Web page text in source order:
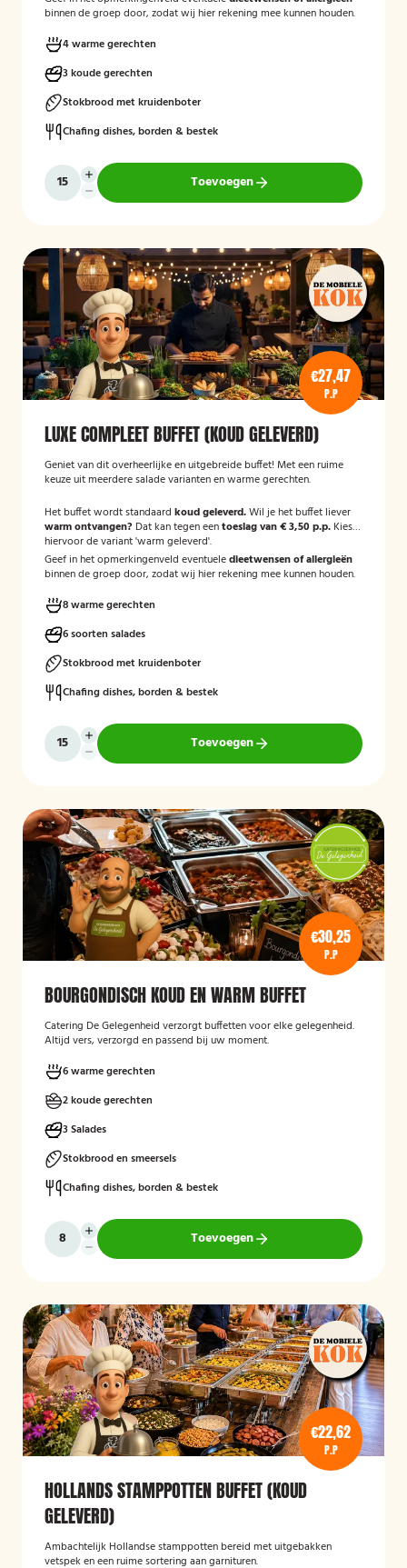
binnen de groep door, zodat wij hier rekening mee kunnen houden.
4 warme gerechten
3 koude gerechten
Stokbrood met kruidenboter
Chafing dishes, borden & bestek
Toevoegen
€27,47
P.P
LUXE COMPLEET BUFFET (KOUD GELEVERD)
Geniet van dit overheerlijke en uitgebreide buffet! Met een ruime
keuze uit meerdere salade varianten en warme gerechten.
Het buffet wordt standaard koud geleverd.Wil je het buffet liever
warm ontvangen? Dat kan tegen eentoeslag van € 3,50 p.p. Kies
hiervoor de variant 'warm geleverd'.
Geef in het opmerkingenveld eventueledieetwensen of allergieën
binnen de groep door, zodat wij hier rekening mee kunnen houden.
8 warme gerechten
6 soorten salades
Stokbrood met kruidenboter
Chafing dishes, borden & bestek
Toevoegen
€30,25
P.P
BOURGONDISCH KOUD EN WARM BUFFET
Catering De Gelegenheid verzorgt buffetten voor elke gelegenheid.
Altijd vers, verzorgd en passend bij uw moment.
6 warme gerechten
2 koude gerechten
3 Salades
Stokbrood en smeersels
Chafing dishes, borden & bestek
Toevoegen
€22,62
P.P
HOLLANDS STAMPPOTTEN BUFFET (KOUD
GELEVERD)
Ambachtelijk Hollandse stamppotten bereid met uitgebakken
vetspek en een ruime sortering aan garnituren.